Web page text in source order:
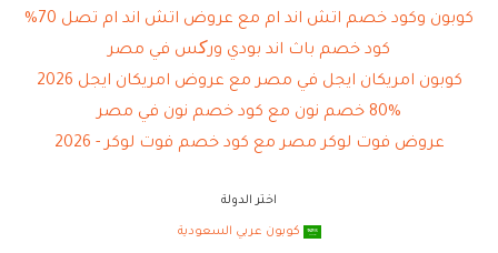
كوبون وكود خصم اتش اند ام مع عروض اتش اند ام تصل 70%
كود خصم باث اند بودي ورکس في مصر
كوبون امريكان ايجل في مصر مع عروض امريكان ايجل 2026
80% خصم نون مع كود خصم نون في مصر
عروض فوت لوكر مصر مع كود خصم فوت لوكر - 2026
اختر الدولة
كوبون عربي السعودية